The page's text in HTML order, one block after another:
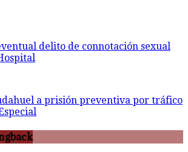
delito de connotación sexual
a prisión preventiva por tráfico